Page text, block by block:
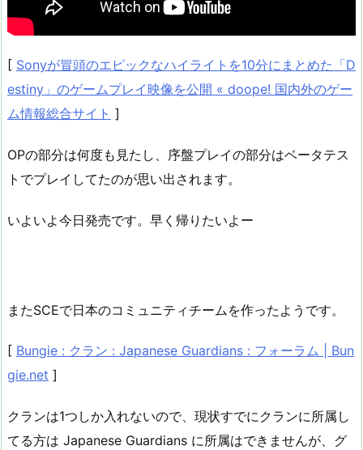
[ Sonyが冒頭のエピックなハイライトを10分にまとめた「D
estiny」のゲームプレイ映像を公開 « doope! 国内外のゲー
ム情報総合サイト ]
OPの部分は何度も見たし、序盤プレイの部分はベータテス
トでプレイしてたのが思い出されます。
いよいよ今日発売です。早く帰りたいよー
またSCEで日本のコミュニティチームを作ったようです。
[ Bungie : クラン : Japanese Guardians : フォーラム | Bun
gie.net ]
クランは1つしか入れないので、現状すでにクランに所属し
てる方は Japanese Guardians に所属はできませんが、グ